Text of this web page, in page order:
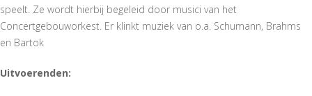
speelt. Ze wordt hierbij begeleid door musici van het
Concertgebouworkest. Er klinkt muziek van o.a. Schumann, Brahms
en Bartok
Uitvoerenden: